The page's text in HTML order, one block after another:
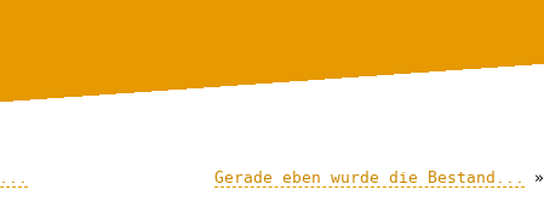
... Gerade eben wurde die Bestand... »